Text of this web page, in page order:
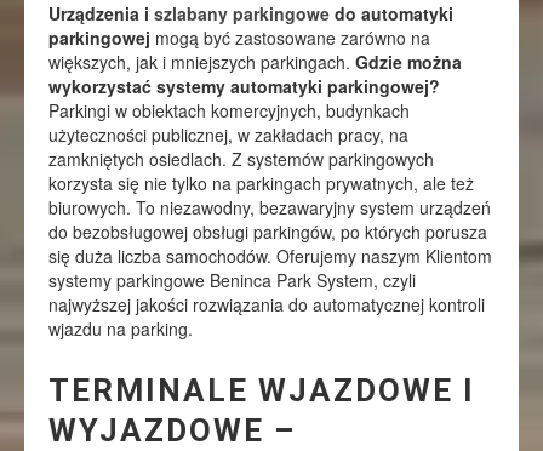
Urządzenia i szlabany parkingowe do automatyki
parkingowej mogą być zastosowane zarówno na
większych, jak i mniejszych parkingach. Gdzie można
wykorzystać systemy automatyki parkingowej?
Parkingi w obiektach komercyjnych, budynkach
użyteczności publicznej, w zakładach pracy, na
zamkniętych osiedlach. Z systemów parkingowych
korzysta się nie tylko na parkingach prywatnych, ale też
biurowych. To niezawodny, bezawaryjny system urządzeń
do bezobsługowej obsługi parkingów, po których porusza
się duża liczba samochodów. Oferujemy naszym Klientom
systemy parkingowe Beninca Park System, czyli
najwyższej jakości rozwiązania do automatycznej kontroli
wjazdu na parking.
TERMINALE WJAZDOWE I
WYJAZDOWE –